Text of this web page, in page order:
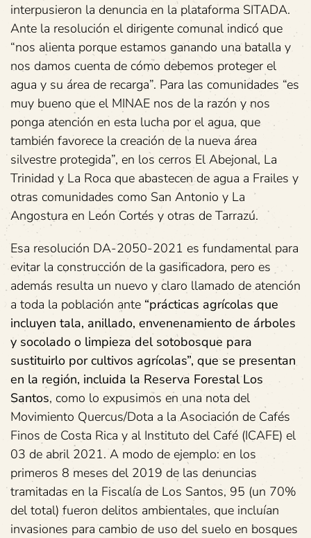
interpusieron la denuncia en la plataforma SITADA.
Ante la resolución el dirigente comunal indicó que
“nos alienta porque estamos ganando una batalla y
nos damos cuenta de cómo debemos proteger el
agua y su área de recarga”. Para las comunidades “es
muy bueno que el MINAE nos de la razón y nos
ponga atención en esta lucha por el agua, que
también favorece la creación de la nueva área
silvestre protegida”, en los cerros El Abejonal, La
Trinidad y La Roca que abastecen de agua a Frailes y
otras comunidades como San Antonio y La
Angostura en León Cortés y otras de Tarrazú.
Esa resolución DA-2050-2021 es fundamental para
evitar la construcción de la gasificadora, pero es
además resulta un nuevo y claro llamado de atención
a toda la población ante “prácticas agrícolas que
incluyen tala, anillado, envenenamiento de árboles
y socolado o limpieza del sotobosque para
sustituirlo por cultivos agrícolas”, que se presentan
en la región, incluida la Reserva Forestal Los
Santos, como lo expusimos en una nota del
Movimiento Quercus/Dota a la Asociación de Cafés
Finos de Costa Rica y al Instituto del Café (ICAFE) el
03 de abril 2021. A modo de ejemplo: en los
primeros 8 meses del 2019 de las denuncias
tramitadas en la Fiscalía de Los Santos, 95 (un 70%
del total) fueron delitos ambientales, que incluían
invasiones para cambio de uso del suelo en bosques